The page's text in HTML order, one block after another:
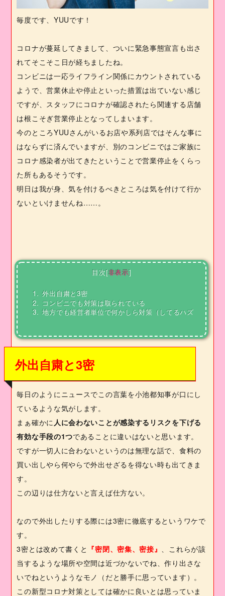
毎度です、 YUUです！
コロナが蔓延してきまして、ついに緊急事態宣言も出さ
れてそこそこ日が経ちましたね。
コンビニは一応ライフライン関係にカウントされている
ようで、営業休止や停止といった措置は出ていない感じ
ですが、スタッフにコロナが確認されたら関連する店舗
は根こそぎ営業停止となってしまいます。
今のところYUUさんがいるお店や系列店ではそんな事に
はならずに済んでいますが、別のコンビニではご家族に
コロナ感染者が出てきたということで営業停止をくらっ
た所もあるそうです。
明日は我が身、気を付けるべきところは気を付けて行か
ないといけませんね……。
目次[非表示]
1. 外出自粛と3密
2. コンビニでも対策は取られている
3. 地方でも経営者単位で何かしら対策（してるハズ
外出自粛と3密
毎日のようにニュースでこの言葉を小池都知事が口にし
ているような気がします。
まぁ確かに 人に会わないことが感染するリスクを下げる
有効な手段の1つであることに違いはないと思います。
ですが一切人に合わないというのは無理な話で、食料の
買い出しやら何やらで外出せざるを得ない時も出てきま
す。
この辺りは仕方ないと言えば仕方ない。
なので外出したりする際には3密に徹底するというワケで
す。
3密とは改めて書くと 『密閉、密集、密接』
、これらが該
当するような場所や空間は近づかないでね、作り出さな
いでねというようなモノ（だと勝手に思っています）。
この新型コロナ対策としては確かに良いとは思っていま